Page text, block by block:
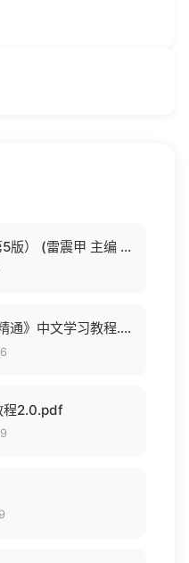
网络工程师教程（第5版） (雷震甲 主编 严体华 景为 副主编).pdf
《HTML5从入门到精通》中文学习教程.pdf
程2.0.pdf